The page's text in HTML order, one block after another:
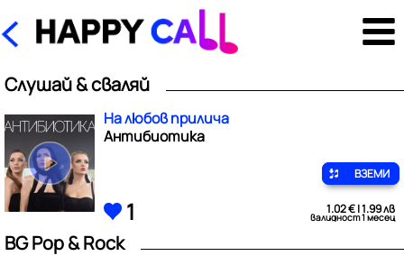
Слушай & сваляй
На любов прилича
Антибиотика
ВЗЕМИ
1 1.02 € | 1.99 лв
валидност 1 месец
BG Pop & Rock